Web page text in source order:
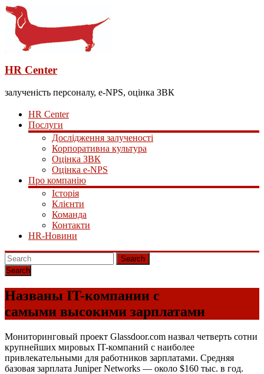
HR Center
залученість персоналу, e-NPS, оцінка ЗВК
HR Center
Послуги
Дослідження залученості
Корпоративна культура
Оцінка ЗВК
Оцінка e-NPS
Про компанію
Історія
Клієнти
Команда
Контакти
HR-Новини
Search
Названы IT-компании с
самыми высокими зарплатами
Мониторинговый проект Glassdoor.com назвал четверть сотни
крупнейших мировых IT-компаний с наиболее
привлекательными для работников зарплатами. Средняя
базовая зарплата Juniper Networks — около $160 тыс. в год.